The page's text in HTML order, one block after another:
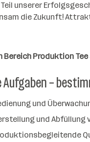
Teil unserer
die Zukunft!
Bereich Produktion
Aufgaben –
und
und Abfüllung